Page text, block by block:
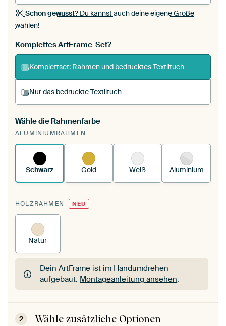
Schon gewusst?Du kannst auch deine eigene Größe
wählen!
Komplettes ArtFrame-Set?
Komplettset: Rahmen und bedrucktes Textiltuch
Nur das bedruckte Textiltuch
Du spannst einen wechselbaren Textiltuch in
deinen vorhandenen ArtFrame™.
funktioniert es.
Wähle die Rahmenfarbe
ALUMINIUMRAHMEN
Schwarz Gold Weiß Aluminium
HOLZRAHMEN NEU
Natur
Dein ArtFrame ist im Handumdrehen
aufgebaut. Montageanleitung ansehen.
Dein ArtFrame ist im Handumdrehen
aufgebaut.Montageanleitung ansehen
2 Wähle zusätzliche Optionen